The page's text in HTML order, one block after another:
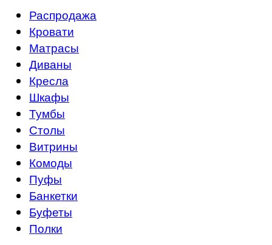
Распродажа
Кровати
Матрасы
Диваны
Кресла
Шкафы
Тумбы
Столы
Витрины
Комоды
Пуфы
Банкетки
Буфеты
Полки